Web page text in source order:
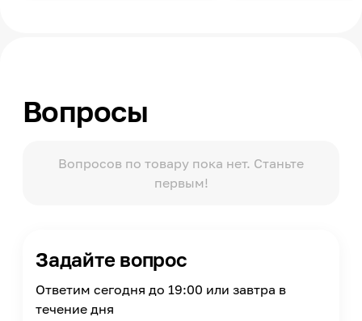
Размер (В*Ш*МО)
60*40*45
Вопросы
Вопросов по товару пока нет. Станьте
первым!
Задайте вопрос
Ответим сегодня до 19:00 или завтра в
течение дня